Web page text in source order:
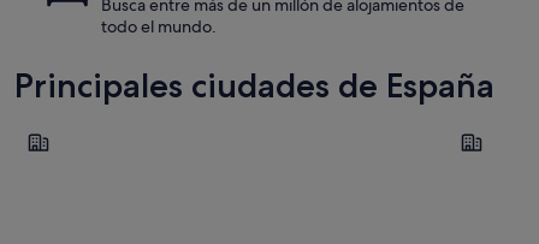
Busca entre más de un millón de alojamientos de
todo el mundo.
Principales ciudades de España
Barcelona Sevilla